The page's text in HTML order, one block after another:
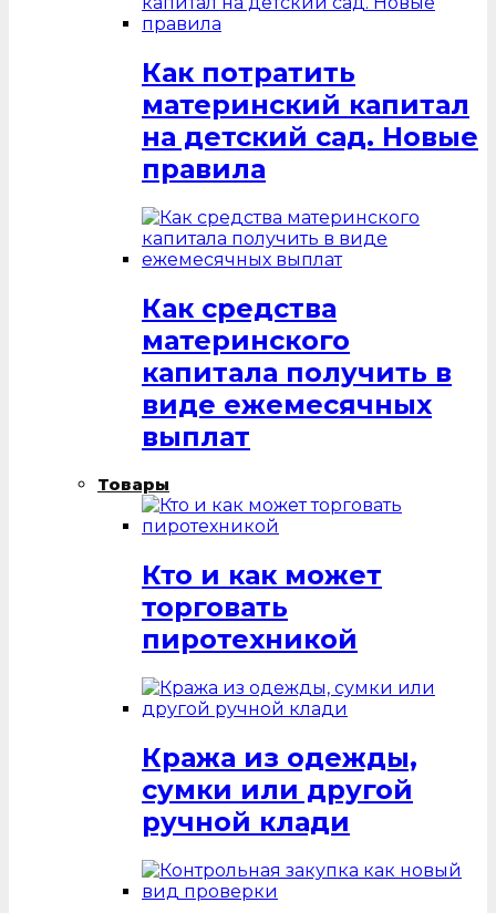
Как потратить
материнский капитал
на детский сад. Новые
правила
Как средства
материнского
капитала получить в
виде ежемесячных
выплат
Товары
Кто и как может
торговать
пиротехникой
Кража из одежды,
сумки или другой
ручной клади